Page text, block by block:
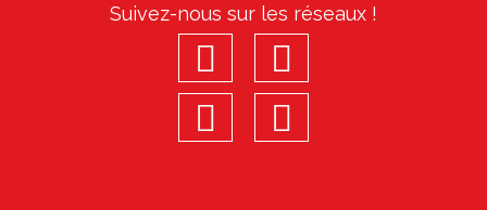
Suivez-nous sur les réseaux !
facebook
linkedin